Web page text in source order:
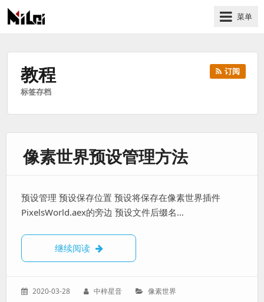
有
技
菜单
教程
标签存档
订阅
像素世界预设管理方法
预设管理 预设保存位置 预设将保存在像素世界插件
PixelsWorld.aex的旁边 预设文件后缀名…
继续阅读 像素世界预设管理方法
发
2020-03-28
作
中梓星音
分
像素世界